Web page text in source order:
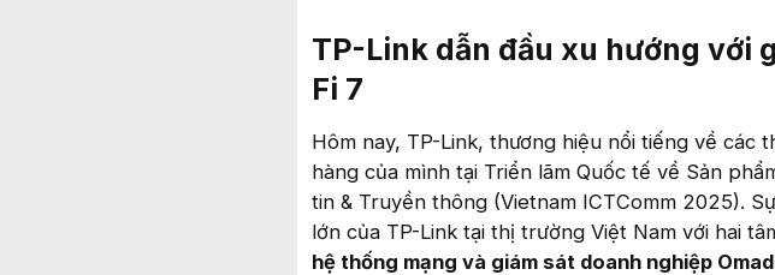
TP-Link dẫn đầu xu hướng với
Fi 7
Hôm nay, TP-Link, thương hiệu nổi tiếng về các
hàng của mình tại Triển lãm Quốc tế về Sản
tin & Truyền thông (Vietnam ICTComm 2025).
lớn của TP-Link tại thị trường Việt Nam với hai
hệ thống mạng và giám sát doanh nghiệp